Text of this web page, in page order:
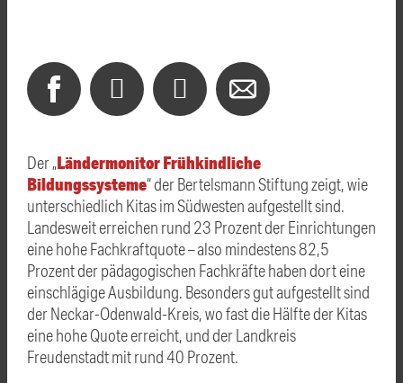
Der „Ländermonitor Frühkindliche
Bildungssysteme“ der Bertelsmann Stiftung zeigt, wie
unterschiedlich Kitas im Südwesten aufgestellt sind.
Landesweit erreichen rund 23 Prozent der Einrichtungen
eine hohe Fachkraftquote – also mindestens 82,5
Prozent der pädagogischen Fachkräfte haben dort eine
einschlägige Ausbildung. Besonders gut aufgestellt sind
der Neckar-Odenwald-Kreis, wo fast die Hälfte der Kitas
eine hohe Quote erreicht, und der Landkreis
Freudenstadt mit rund 40 Prozent.